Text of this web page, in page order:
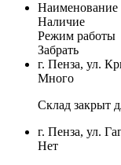
Наименование
Наличие
Режим работы
Забрать
г. Пенза, ул.
Много
Склад закрыт
г. Пенза, ул.
Нет